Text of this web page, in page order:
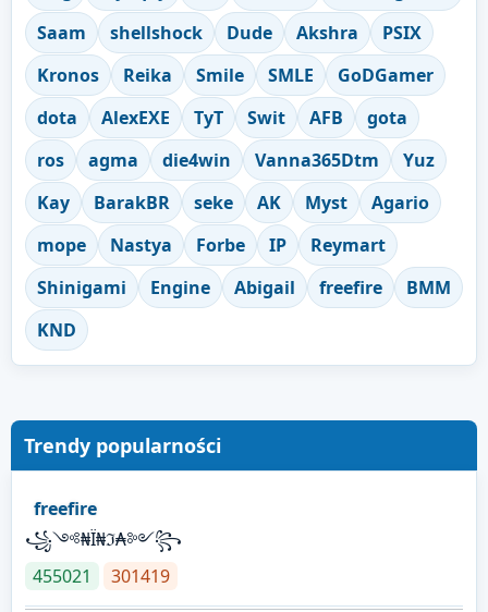
Saam
shellshock Dude Akshra
PSIX
Kronos
Reika Smile SMLE
GoDGamer
dota
AlexEXE TyT Swit AFB
gota
ros
agma die4win Vanna365Dtm
Yuz
Kay
BarakBR seke AK Myst
Agario
mope
Nastya Forbe IP
Reymart
Shinigami
Engine Abigail freefire
BMM
KND
Trendy popularności
freefire
꧁༺₦Ї₦ℑ₳༻꧂
455021
301419